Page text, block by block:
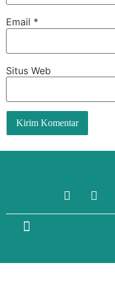
Email *
Situs Web